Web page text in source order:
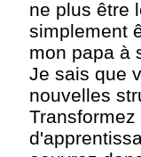
ne plus être
simplement
mon papa à
Je sais que
nouvelles